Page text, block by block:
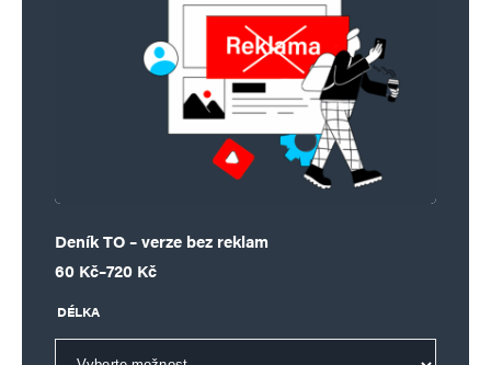
Deník TO – verze bez reklam
60 Kč–720 Kč
Rozpětí cen: 60 Kč až 720 Kč
DÉLKA